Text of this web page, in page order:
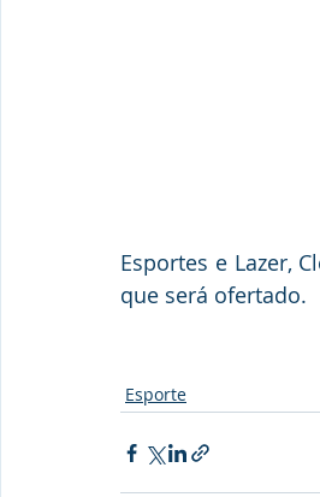
Esportes e Lazer,
que será ofertado.
Esporte